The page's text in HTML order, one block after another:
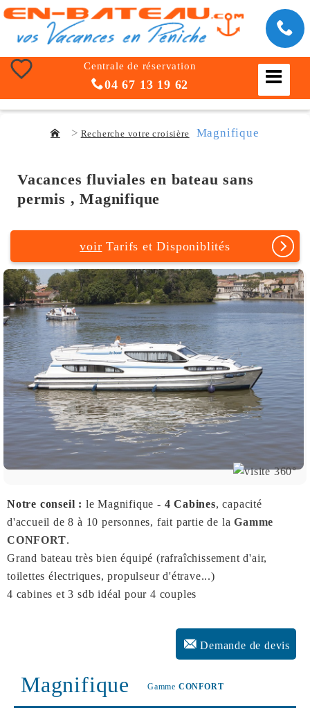
Centrale de réservation
04 67 13 19 62
Recherche votre croisière Magnifique
Vacances fluviales en bateau sans
permis , Magnifique
voir Tarifs et Disponiblités
Notre conseil : le Magnifique - 4 Cabines, capacité
d'accueil de 8 à 10 personnes, fait partie de laGamme
CONFORT.
Grand bateau très bien équipé (rafraîchissement d'air,
toilettes électriques, propulseur d'étrave...)
4 cabines et 3 sdb idéal pour 4 couples
Demande de devis
Magnifique Gamme CONFORT